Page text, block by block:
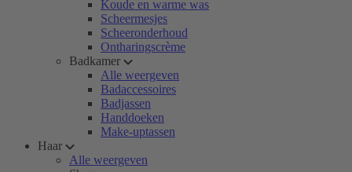
Koude en warme was
Scheermesjes
Scheeronderhoud
Ontharingscrème
Badkamer
Alle weergeven
Badaccessoires
Badjassen
Handdoeken
Make-uptassen
Haar
Alle weergeven